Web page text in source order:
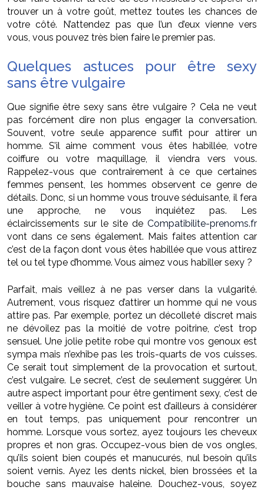
trouver un à votre goût, mettez toutes les chances de
votre côté. N’attendez pas que l’un d’eux vienne vers
vous, vous pouvez très bien faire le premier pas.
Quelques astuces pour être sexy
sans être vulgaire
Que signifie être sexy sans être vulgaire ? Cela ne veut
pas forcément dire non plus engager la conversation.
Souvent, votre seule apparence suffit pour attirer un
homme. S’il aime comment vous êtes habillée, votre
coiffure ou votre maquillage, il viendra vers vous.
Rappelez-vous que contrairement à ce que certaines
femmes pensent, les hommes observent ce genre de
détails. Donc, si un homme vous trouve séduisante, il fera
une approche, ne vous inquiétez pas. Les
éclaircissements sur le site de Compatibilite-prenoms.fr
vont dans ce sens également. Mais faites attention car
c’est de la façon dont vous êtes habillée que vous attirez
tel ou tel type d’homme. Vous aimez vous habiller sexy ?
Parfait, mais veillez à ne pas verser dans la vulgarité.
Autrement, vous risquez d’attirer un homme qui ne vous
attire pas. Par exemple, portez un décolleté discret mais
ne dévoilez pas la moitié de votre poitrine, c’est trop
sensuel. Une jolie petite robe qui montre vos genoux est
sympa mais n’exhibe pas les trois-quarts de vos cuisses.
Ce serait tout simplement de la provocation et surtout,
c’est vulgaire. Le secret, c’est de seulement suggérer. Un
autre aspect important pour être gentiment sexy, c’est de
veiller à votre hygiène. Ce point est d’ailleurs à considérer
en tout temps, pas uniquement pour rencontrer un
homme. Lorsque vous sortez, ayez toujours les cheveux
propres et non gras. Occupez-vous bien de vos ongles,
qu’ils soient bien coupés et manucurés, nul besoin qu’ils
soient vernis. Ayez les dents nickel, bien brossées et la
bouche sans mauvaise haleine. Douchez-vous, soyez